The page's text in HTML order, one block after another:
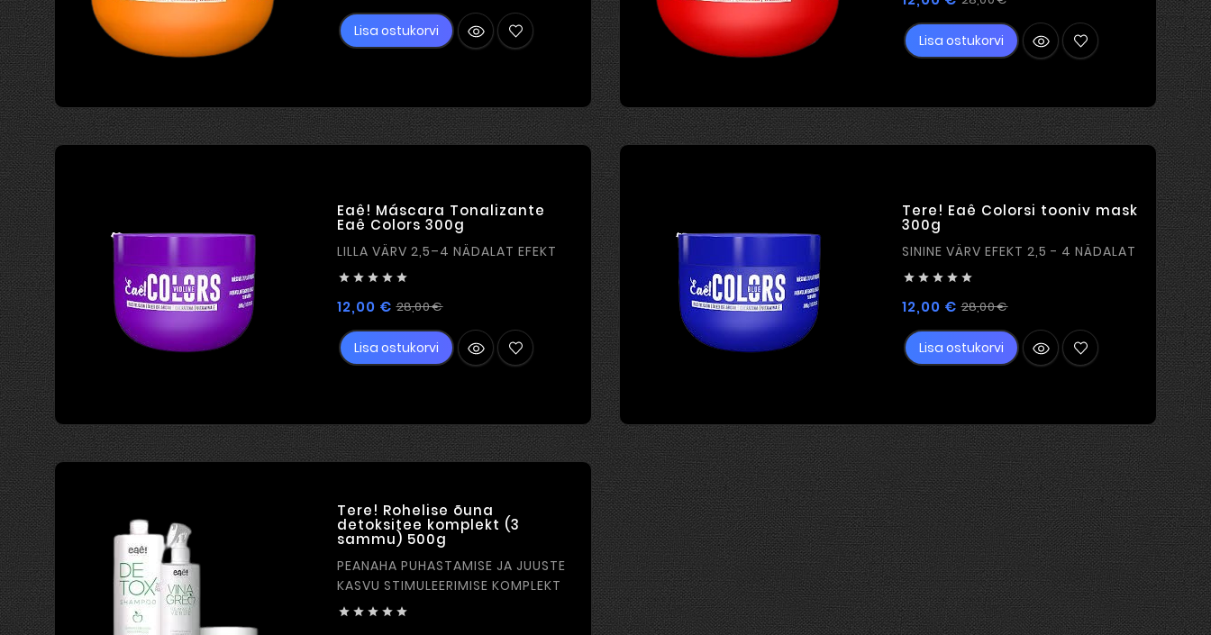
Lisa ostukorvi
Lisa ostukorvi
Eaê! Máscara Tonalizante
Eaê Colors 300g
LILLA VÄRV 2,5–4 NÄDALAT EFEKT
    
12,00 € 28,00 €
Lisa ostukorvi
Tere! Eaê Colorsi tooniv mask
300g
SININE VÄRV EFEKT 2,5 - 4 NÄDALAT
    
12,00 € 28,00 €
Lisa ostukorvi
Tere! Rohelise õuna
detoksitee komplekt (3
sammu) 500g
PEANAHA PUHASTAMISE JA JUUSTE
KASVU STIMULEERIMISE KOMPLEKT
    